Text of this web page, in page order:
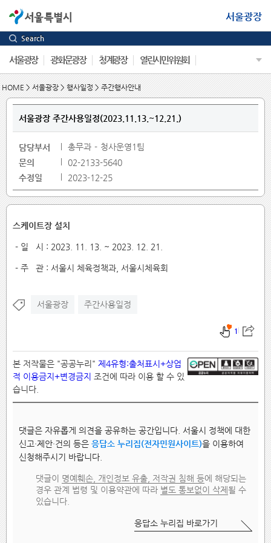
서울광장
Search
서울광장 광화문광장 청계광장 열린시민위원회
HOME>서울광장>행사일정>주간행사안내
서울광장 주간사용일정(2023.11.13.~12.21.)
담당부서 총무과
청사운영1팀
문의
02-2133-5640
수정일
2023-12-25
스케이트장 설치
- 일 시 : 2023. 11. 13. ~ 2023. 12. 21.
- 주 관 : 서울시 체육정책과, 서울시체육회
서울광장 주간사용일정
1
본 저작물은 "공공누리" 제4유형:출처표시+상업
적 이용금지+변경금지 조건에 따라 이용 할 수 있
습니다.
댓글은 자유롭게 의견을 공유하는 공간입니다. 서울시 정책에 대한
신고·제안·건의 등은 응답소 누리집(전자민원사이트)을 이용하여
신청해주시기 바랍니다.
댓글이 명예훼손, 개인정보 유출, 저작권 침해 등에 해당되는
경우 관계 법령 및 이용약관에 따라 별도 통보없이 삭제 될 수
있습니다.
응답소 누리집 바로가기